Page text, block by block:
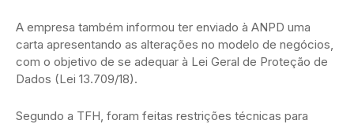
A empresa também informou ter enviado à ANPD uma
carta apresentando as alterações no modelo de negócios,
com o objetivo de se adequar à Lei Geral de Proteção de
Dados (Lei 13.709/18).
Segundo a TFH, foram feitas restrições técnicas para